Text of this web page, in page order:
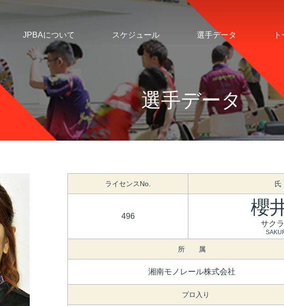
JPBAについて スケジュール 選手データ
選手データ
ライセンスNo.
496 櫻
サク
所 属
湘南モノレール株式会社
プロ入り